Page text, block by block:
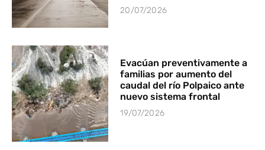
20/07/2026
Evacúan preventivamente a
familias por aumento del
caudal del río Polpaico ante
nuevo sistema frontal
19/07/2026